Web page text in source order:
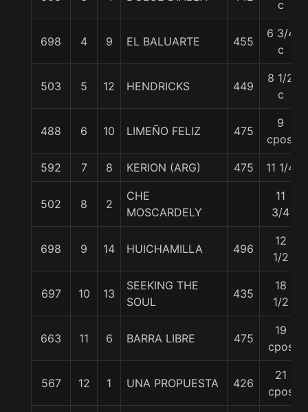
c
698 4 9 EL BALUARTE 455
6 3/4
c
503 5 12 HENDRICKS 449
8 1/2
c
488 6 10 LIMEÑO FELIZ 475
9
cpos.
592 7 8 KERION (ARG) 475 11 1/4
502 8 2
CHE
MOSCARDELY
11
3/4
698 9 14 HUICHAMILLA 496
12
1/2
697 10 13
SEEKING THE
SOUL
435
18
1/2
663 11 6 BARRA LIBRE 475
19
cpos
567 12 1 UNA PROPUESTA 426
21
cpos